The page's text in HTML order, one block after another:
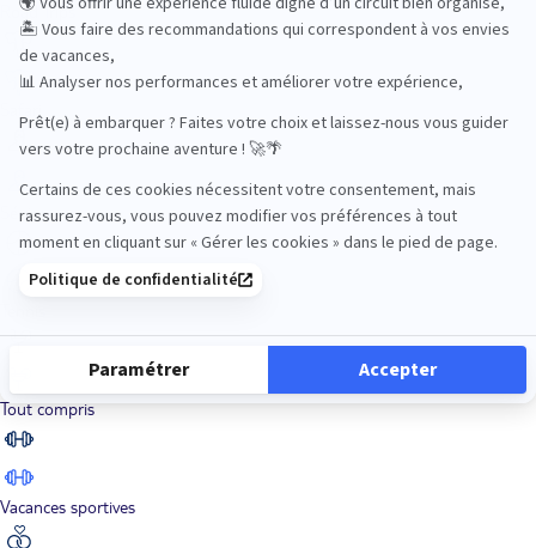
Road Trips
Safari
Sénior
Tout compris
Vacances sportives